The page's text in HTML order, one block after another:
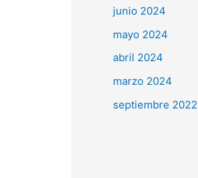
junio 2024
mayo 2024
abril 2024
marzo 2024
septiembre 2022